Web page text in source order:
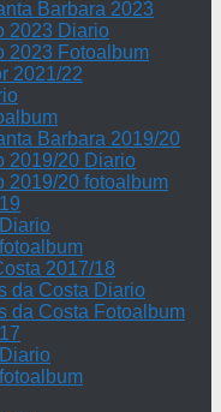
Barbara 2023
2023 Diario
2023 Fotoalbum
2021/22
Barbara 2019/20
2019/20 Diario
2019/20 fotoalbum
2017/18
da Costa Diario
da Costa Fotoalbum